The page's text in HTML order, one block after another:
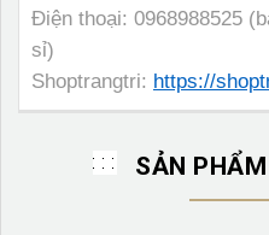
Điện thoại: 0968988525
sỉ)
Shoptrangtri: https://
SẢN